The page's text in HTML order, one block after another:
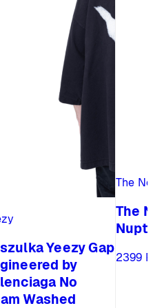
Yeezy Gap
by
No
Washed
The
The
2399